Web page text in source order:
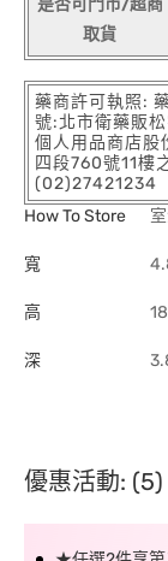
取貨
藥商許可執照:
號:北市衛藥販
個人用品商店股
四段760號11樓
(02)27421234
How To Store
寬
高 18
深
優惠活動: (5)